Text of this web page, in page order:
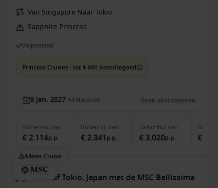
Van Singapore Naar Tokio
Sapphire Princess
Volpension
Princess Cruises - tot $ 600 boordtegoed
9 jan. 2027 14 Nachten Geen alternatieven
Binnenhutvan
€ 2.114p.p.
Buitenhutvan
€ 2.341 p.p.
Balkonhutvan
€ 3.020p.p.
Suite
€
Alleen Cruise
Japan vanaf Tokio, Japan met de MSC Bellissima